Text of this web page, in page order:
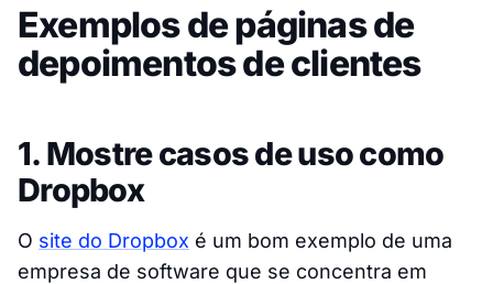
Exemplos de páginas de
depoimentos de clientes
1. Mostre casos de uso como
Dropbox
O site do Dropbox é um bom exemplo de uma
empresa de software que se concentra em